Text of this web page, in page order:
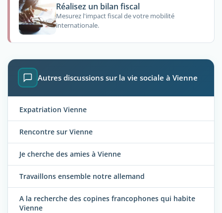
Réalisez un bilan fiscal
Mesurez l'impact fiscal de votre mobilité
internationale.
Autres discussions sur la vie sociale à Vienne
Expatriation Vienne
Rencontre sur Vienne
Je cherche des amies à Vienne
Travaillons ensemble notre allemand
A la recherche des copines francophones qui habite
Vienne